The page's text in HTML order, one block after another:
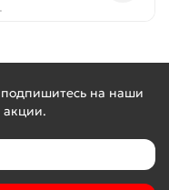
подпишитесь на наши
акции.